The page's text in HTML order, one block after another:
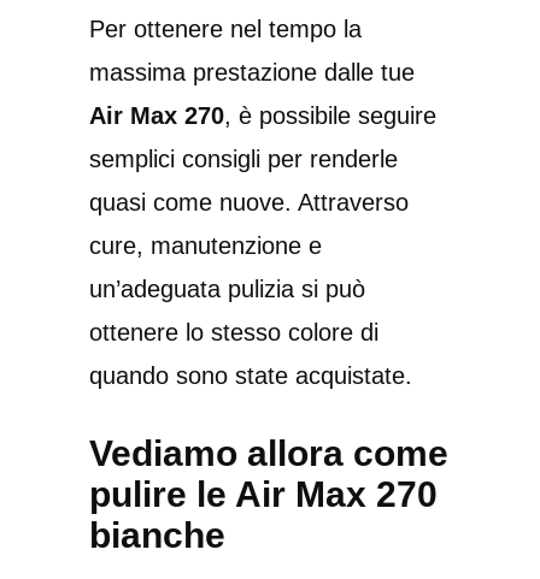
Per ottenere nel tempo la
massima prestazione dalle tue
Air Max 270, è possibile seguire
semplici consigli per renderle
quasi come nuove. Attraverso
cure, manutenzione e
un’adeguata pulizia si può
ottenere lo stesso colore di
quando sono state acquistate.
Vediamo allora come
pulire le Air Max 270
bianche